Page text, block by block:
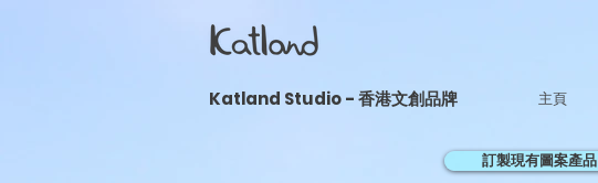
​Katland Studio - 香港文創品牌 主頁
訂製現有圖案產品